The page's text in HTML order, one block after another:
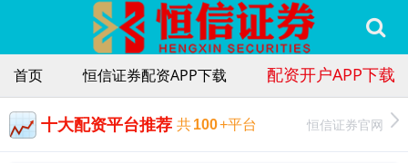
首页 恒信证券配资APP下载 配资开户APP下载
十大配资平台推荐 共100+平台 恒信证券官网